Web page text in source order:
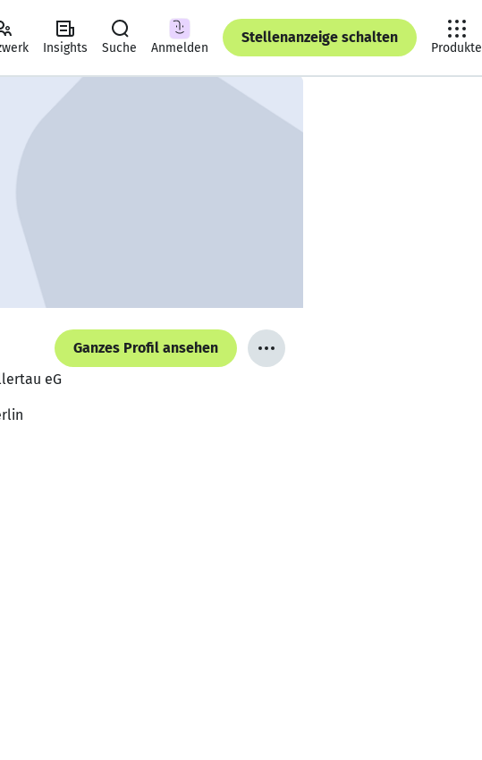
Insights Suche Anmelden
Stellenanzeige schalten
Produkte
Ganzes Profil ansehen
eG